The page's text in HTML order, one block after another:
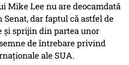
Mike Lee nu are deocamdată
dar faptul că astfel de
sprijin din partea unor
de întrebare privind
ale SUA.